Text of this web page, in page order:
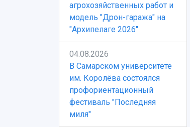
агрохозяйственных работ и
модель "Дрон-гаража" на
"Архипелаге 2026"
04.08.2026
В Самарском университете
им. Королёва состоялся
профориентационный
фестиваль "Последняя
миля"